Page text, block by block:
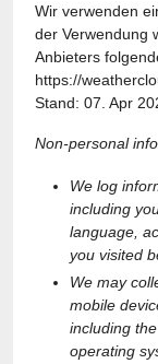
Wir verwenden
der Verwendung
Anbieters
https://
Stand: 07. Apr
Non-personal
We log
including
language,
you visited
We may
mobile
including
operating